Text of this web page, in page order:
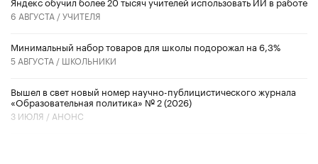
6 АВГУСТА /УЧИТЕЛЯ
Минимальный набор товаров для школы подорожал на 6,3%
5 АВГУСТА / ШКОЛЬНИКИ
Вышел в свет новый номер научно-публицистического журнала
«Образовательная политика» № 2 (2026)
3 ИЮЛЯ / АНОНС